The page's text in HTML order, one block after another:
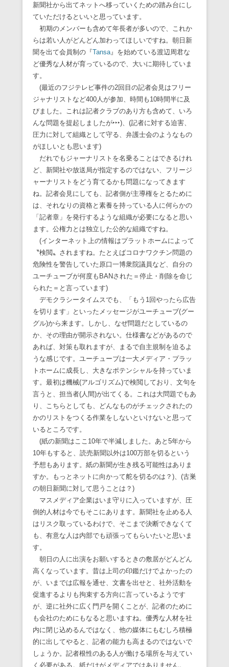
新聞社から出てネットへ移っていくための踏み台にし
ていただけるといいと思っています。
初期のメンバーも含めて年長者が多いので、これか
らは若い人がどんどん加わってほしいですね。朝日新
聞を出て会員制の『Tansa』を始めている渡辺周君な
ど優秀な人材が育っているので、大いに期待していま
す。
(最近のフジテレビ事件の2回目の記者会見はフリー
ジャナリストなど400人が参加、時間も10時間半に及
びました。これは記者クラブのあり方も含めて、いろ
んな問題を提起しましたが‣‣‣)、(記者に対する迫害、
圧力に対して組織として守る、弁護士会のようなもの
がほしいとも思います)
だれでもジャーナリストを名乗ることはできるけれ
ど、新聞社や放送局が指定するのではない、フリージ
ャーナリストをどう育てるかも問題になってきます
ね。記者会見にしても、記者側が主導権をとるために
は、それなりの資格と素養を持っている人に何らかの
「記者章」を発行するような組織が必要になると思い
ます。公権力とは独立した公的な組織ですね。
(インターネット上の情報はプラットホームによって
〝検閲〟されますね。たとえばコロナワクチン問題の
危険性を警告していた原口一博衆院議員など、自分の
ユーチューブが何度もBANされた＝停止・削除を命じ
られた＝と言っています)
デモクラシータイムスでも、「もう1回やったら広告
を切ります」といったメッセージがユーチューブ(グー
グル)から来ます。しかし、なぜ問題だとしているの
か、その理由が開示されない。仕様書などがあるので
あれば、対策も取れますが、まるで自主規制を迫るよ
うな感じです。ユーチューブは一大メディア・プラッ
トホームに成長し、大きなポテンシャルを持っていま
す。最初は機械(アルゴリズム)で検閲しており、文句を
言うと、担当者(人間)が出てくる。これは大問題でもあ
り、こちらとしても、どんなものがチェックされたの
かのリストをつくる作業をしないといけないと思って
いるところです。
(紙の新聞はここ10年で半減しました。あと5年から
10年もすると、読売新聞以外は100万部を切るという
予想もあります。紙の新聞が生き残る可能性はありま
すか。もっとネットに向かって舵を切るのは？)、(古巣
の朝日新聞に対して思うことは？)
マスメディア企業はいま守りに入っていますが、圧
倒的人材は今でもそこにあります。新聞社を止める人
はリスク取っているわけで、そこまで決断できなくて
も、有意な人は内部でも頑張ってもらいたいと思いま
す。
朝日の人に出演をお願いするときの敷居がどんどん
高くなっています。昔は上司の印鑑だけでよかったの
が、いまでは広報を通せ、文書を出せと、社外活動を
促進するよりも拘束する方向に言っているようです
が、逆に社外に広く門戸を開くことが、記者のために
も会社のためにもなると思いますね。優秀な人材を社
内に閉じ込めるんではなく、他の媒体にもむしろ積極
的に出してやると、記者の能力も高まるのではないで
しょうか。記者根性のある人が働ける場所を与えてい
く必要がある。紙だけがメディアではありません。